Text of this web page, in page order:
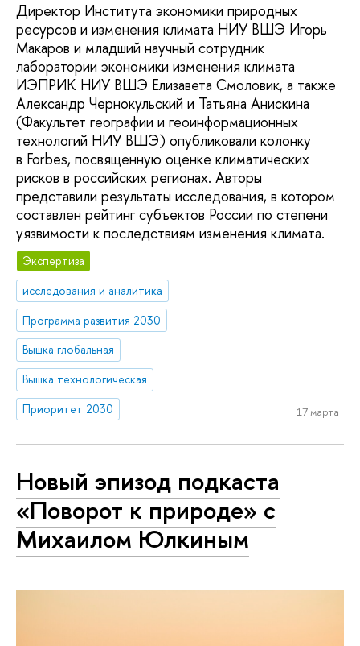
Директор Института экономики природных
ресурсов и изменения климата НИУ ВШЭ Игорь
Макаров и младший научный сотрудник
лаборатории экономики изменения климата
ИЭПРИК НИУ ВШЭ Елизавета Смоловик, а также
Александр Чернокульский и Татьяна Анискина
(Факультет географии и геоинформационных
технологий НИУ ВШЭ) опубликовали колонку
в Forbes, посвященную оценке климатических
рисков в российских регионах. Авторы
представили результаты исследования, в котором
составлен рейтинг субъектов России по степени
уязвимости к последствиям изменения климата.
Экспертиза
исследования и аналитика
Программа развития 2030
Вышка глобальная
Вышка технологическая
Приоритет 2030
17 марта
Новый эпизод подкаста
«Поворот к природе» с
Михаилом Юлкиным